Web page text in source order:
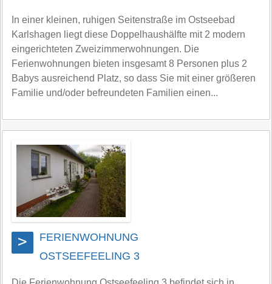
In einer kleinen, ruhigen Seitenstraße im Ostseebad
Karlshagen liegt diese Doppelhaushälfte mit 2 modern
eingerichteten Zweizimmerwohnungen. Die
Ferienwohnungen bieten insgesamt 8 Personen plus 2
Babys ausreichend Platz, so dass Sie mit einer größeren
Familie und/oder befreundeten Familien einen...
>
FERIENWOHNUNG
OSTSEEFEELING 3